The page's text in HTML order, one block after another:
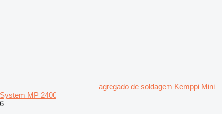
agregado de soldagem Kemppi Mini
System MP 2400
6